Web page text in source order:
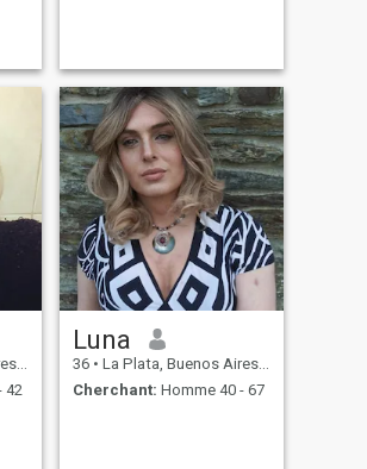
42
Luna
36 • La Plata, Buenos Aires, Argentine
Cherchant: Homme 40 - 67